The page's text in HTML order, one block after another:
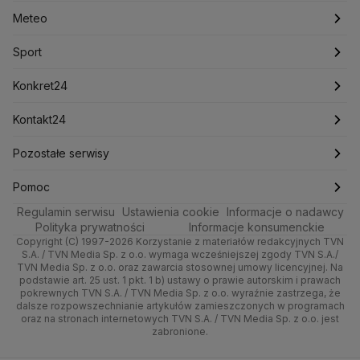
Lotnisko Chopina
Mariusz Błaszczak
Mark Zuckerberg
Ministerstwo Aktywów Państwowych
Ministerstwo Infrastruktury
Ministerstwo Rolnictwa
Ministerstwo Rozwoju i Technologii
Ministerstwo Sportu i Turystyki
Ministerstwo Cyfryzacji
Ministerstwo Edukacji Narodowej
Ministerstwo Finansów
Ministerstwo Klimatu i Środowiska
Ministerstwo Nauki i Szkolnictwa Wyższego
Meteo
Sport
Zdrowie
Technologia
Quizy
Tematy
Artykuły
Newslettery
Fakty o Świecie
Ludzie Faktów
Łódź
Katowice
Kraków
Poznań
Trójmiasto
Kielce
Kujawsko-pomorskie
Lublin
Lubuskie
Najnowsze
Notowania
Pieniądze
Nieruchomości
Rynki
Dla firm
Handel
Ze świata
Tech
Moto
Meteo
Pogoda godzinowa
Pogoda długoterminowa
Pogoda na jutro
Pogoda na weekend
Najnowsze
Polska
Prognoza
Świat
Nauka
Sport
Piłka Nożna
Tenis
Kolarstwo
Skoki Narciarskie
Sporty zimowe
Lekkoatletyka
Siatkówka
F1
Konkret24
Najnowsze
Polska
Świat
Polityka
Zdrowie
Tech
Nauka
Kontakt24
Najnowsze
Gorące Tematy
Wyślij zgłoszenie
Pozostałe serwisy
TVN
Dzień Dobry TVN
Uwaga TVN
HGTV
TVN Turbo
Pomoc
Centrum pomocy
Test zgodności
Oglądaj na TV
Zrealizuj voucher
Regulamin serwisu Ustawienia cookie
Informacje o nadawcy
Polityka prywatności
Informacje konsumenckie
Copyright (C) 1997-2026 Korzystanie z materiałów redakcyjnych TVN
S.A. / TVN Media Sp. z o.o. wymaga wcześniejszej zgody TVN S.A./
TVN Media Sp. z o.o. oraz zawarcia stosownej umowy licencyjnej. Na
podstawie art. 25 ust. 1 pkt. 1 b) ustawy o prawie autorskim i prawach
pokrewnych TVN S.A. / TVN Media Sp. z o.o. wyraźnie zastrzega, że
dalsze rozpowszechnianie artykułów zamieszczonych w programach
oraz na stronach internetowych TVN S.A. / TVN Media Sp. z o.o. jest
zabronione.